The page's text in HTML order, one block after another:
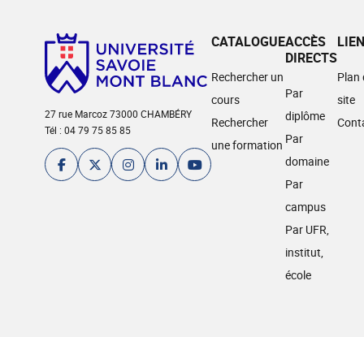
27 rue Marcoz 73000 CHAMBÉRY
Tél : 04 79 75 85 85
CATALOGUE
Rechercher un
cours
Rechercher
une formation
ACCÈS
DIRECTS
Par
diplôme
Par
domaine
Par
campus
Par UFR,
institut,
école
Plan
site